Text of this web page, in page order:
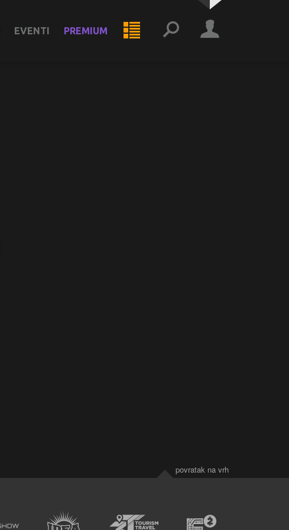
EVENTI PREMIUM
povratak na vrh